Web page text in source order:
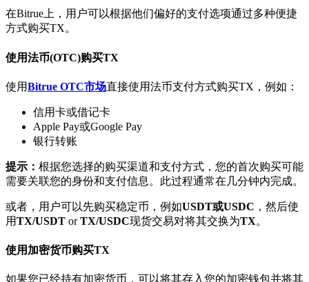
享受活期理財及長期收益
學習理財
Bitrue AI
在Bitrue上，用户可以根据他们偏好的支付选项通过多种便捷
方式购买TX。
使用法币(OTC)购买TX
使用Bitrue OTC市场直接使用法币支付方式购买TX，例如：
信用卡或借记卡
Apple Pay或Google Pay
银行转账
提示： 根据您选择的购买渠道和支付方式，您的首次购买可能
需要关联您的身份和支付信息。此过程通常在几分钟内完成。
或者，用户可以先购买稳定币，例如USDT或USDC ，然后使
用TX/USDT orTX/USDC现货交易对将其交换为TX。
使用加密货币购买TX
如果您已经持有加密货币，可以将其存入您的加密钱包并将其